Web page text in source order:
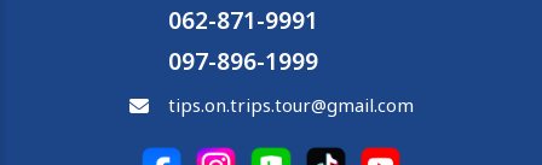
062-871-9991
097-896-1999
tips.on.trips.tour@gmail.com